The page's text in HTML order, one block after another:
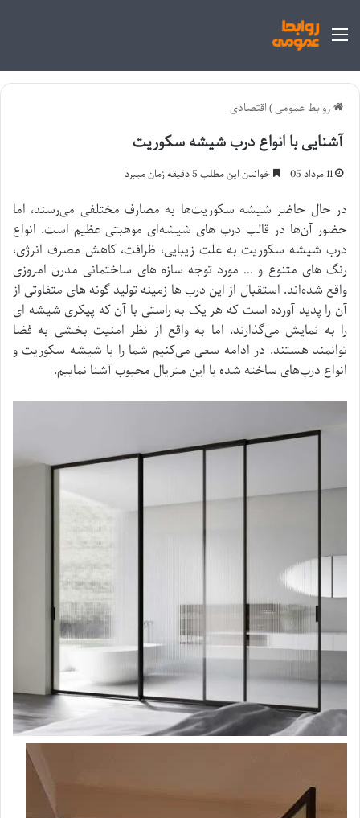
منو
روابط عمومی)اقتصادی
آشنایی با انواع درب شیشه سکوریت
11 مرداد 05 خواندن این مطلب 5 دقیقه زمان میبرد
در حال حاضر شیشه سکوریت‌ها به مصارف مختلفی می‌رسند، اما
حضور آن‌ها در قالب درب‌ های شیشه‌ای موهبتی عظیم است. انواع
درب شیشه سکوریت به علت زیبایی، ظرافت، کاهش مصرف انرژی،
رنگ‌ های متنوع و … مورد توجه سازه‌ های ساختمانی مدرن امروزی
واقع‌ شده‌اند. استقبال از این درب‌ ها زمینه تولید گونه‌ های متفاوتی از
آن را پدید آورده است که هر یک به‌ راستی با آن که پیکری شیشه‌ ای
را به نمایش می‌گذارند، اما به‌ واقع از نظر امنیت بخشی به فضا
توانمند هستند. در ادامه سعی می‌کنیم شما را با شیشه سکوریت و
انواع درب‌های ساخته‌ شده با این متریال محبوب آشنا نماییم.